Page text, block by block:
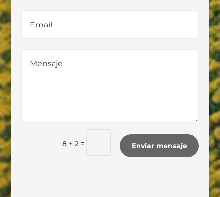
8 + 2 = Enviar mensaje